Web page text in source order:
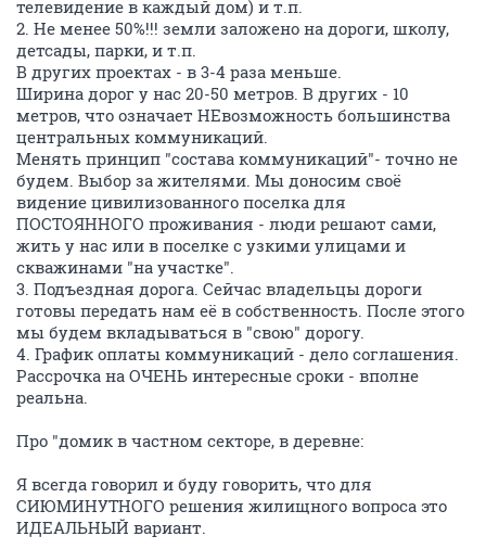
телевидение в каждый дом) и т.п.
2. Не менее 50%!!! земли заложено на дороги, школу,
детсады, парки, и т.п.
В других проектах - в 3-4 раза меньше.
Ширина дорог у нас 20-50 метров. В других - 10
метров, что означает НЕвозможность большинства
центральных коммуникаций.
Менять принцип "состава коммуникаций"- точно не
будем. Выбор за жителями. Мы доносим своё
видение цивилизованного поселка для
ПОСТОЯННОГО проживания - люди решают сами,
жить у нас или в поселке с узкими улицами и
скважинами "на участке".
3. Подъездная дорога. Сейчас владельцы дороги
готовы передать нам её в собственность. После этого
мы будем вкладываться в "свою" дорогу.
4. График оплаты коммуникаций - дело соглашения.
Рассрочка на ОЧЕНЬ интересные сроки - вполне
реальна.
Про "домик в частном секторе, в деревне:
Я всегда говорил и буду говорить, что для
СИЮМИНУТНОГО решения жилищного вопроса это
ИДЕАЛЬНЫЙ вариант.